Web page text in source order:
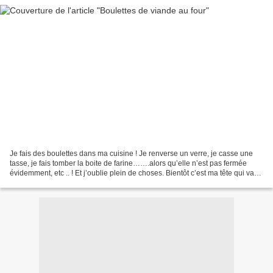
Je fais des boulettes dans ma cuisine ! Je renverse un verre, je casse une
tasse, je fais tomber la boite de farine…….alors qu’elle n’est pas fermée
évidemment, etc .. ! Et j’oublie plein de choses. Bientôt c’est ma tête qui va